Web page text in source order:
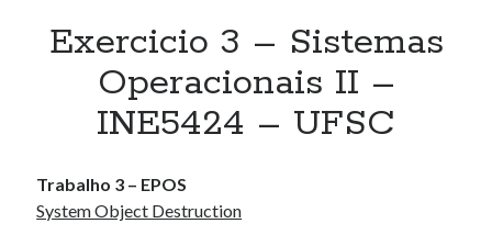
Calendário
agosto 2026
3 4 5 6 7 8
Exercicio 3 – Sistemas
Operacionais II –
INE5424 – UFSC
Trabalho 3 – EPOS
System Object Destruction